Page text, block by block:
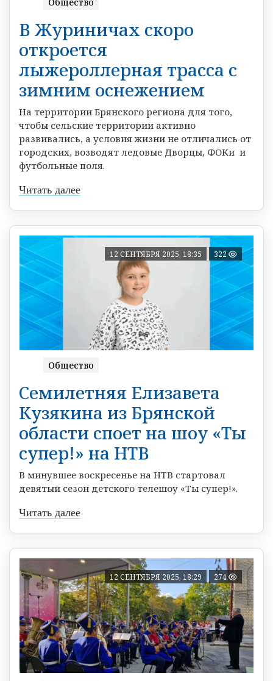
В Журиничах скоро
откроется
лыжероллерная трасса с
зимним оснежением
На территории Брянского региона для того,
чтобы сельские территории активно
развивались, а условия жизни не отличались от
городских, возводят ледовые Дворцы, ФОКи и
футбольные поля.
Читать далее
12 СЕНТЯБРЯ 2025, 18:35 322
Общество
Семилетняя Елизавета
Кузякина из Брянской
области споет на шоу «Ты
супер!» на НТВ
В минувшее воскресенье на НТВ стартовал
девятый сезон детского телешоу «Ты супер!».
Читать далее
12 СЕНТЯБРЯ 2025, 18:29 274